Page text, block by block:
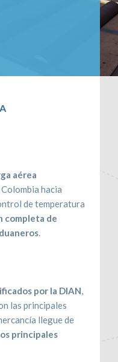
aérea
hacia
de temperatura
completa de
.
por la DIAN,
las principales
llegue de
principales